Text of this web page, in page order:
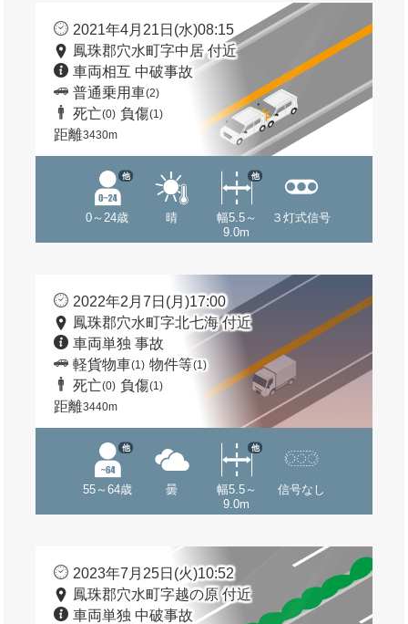
2021年4月21日(水)08:15
鳳珠郡穴水町字中居 付近
車両相互 中破事故
普通乗用車(2)
死亡(0) 負傷(1)
距離3430m
0～24歳
他
晴
幅5.5～
9.0m
他
３灯式信号
2022年2月7日(月)17:00
鳳珠郡穴水町字北七海 付近
車両単独 事故
軽貨物車(1) 物件等(1)
死亡(0) 負傷(1)
距離3440m
55～64歳
他
曇
幅5.5～
9.0m
他
信号なし
2023年7月25日(火)10:52
鳳珠郡穴水町字越の原 付近
車両単独 中破事故